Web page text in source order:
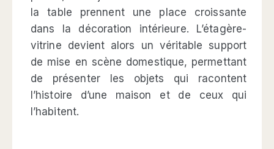
la table prennent une place croissante
dans la décoration intérieure. L’étagère-
vitrine devient alors un véritable support
de mise en scène domestique, permettant
de présenter les objets qui racontent
l’histoire d’une maison et de ceux qui
l’habitent.